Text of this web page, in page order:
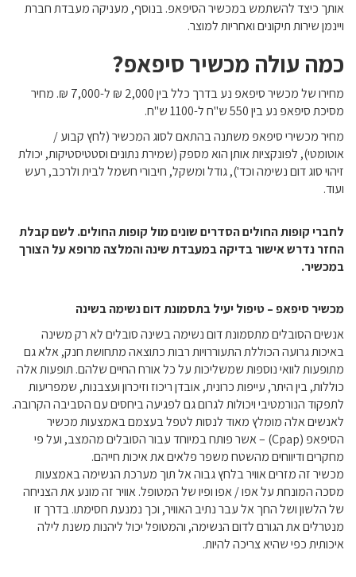
אותך כיצד להשתמש במכשיר הסיפאפ. בנוסף, מעניקה מעבדת חברת
ויינמן שירות תיקונים ואחריות למוצר.
כמה עולה מכשיר סיפאפ?
מחירו של מכשיר סיפאפ נע בדרך כלל בין 2,000 ₪ ל-7,000 ₪. מחיר
מסיכת סיפאפ נע בין 550 ש"ח ל-1100 ש"ח.
מחיר מכשירי סיפאפ משתנה בהתאם לסוג המכשיר (לחץ קבוע /
אוטומטי), לפונקציות אותן הוא מספק (שמירת נתונים וסטטיסטיקות, יכולת
זיהוי סוג דום נשימה וכד'), גודל ומשקל, חיבורי חשמל לבית ולרכב, רעש
ועוד.
לחברי קופות החולים הסדרים שונים מול קופות החולים. לשם קבלת
החזר נדרש אישור בדיקה במעבדת שינה והמלצה מרופא על הצורך
במכשיר.
מכשיר סיפאפ – טיפול יעיל בתסמונת דום נשימה בשינה
אנשים הסובלים מתסמונת דום נשימה בשינה סובלים לא רק משינה
באיכות גרועה הכוללת התעוררויות רבות כתוצאה מתחושת חנק, אלא גם
מתופעות לוואי נוספות שמשליכות על כל אורח החיים שלהם. תופעות אלה
כוללות, בין היתר, עייפות כרונית, אובדן ריכוז וזיכרון ועצבנות, שמפריעות
לתפקוד הנורמטיבי ויכולות לגרום גם לפגיעה ביחסים עם הסביבה הקרובה.
לאנשים אלה מומלץ מאוד לנסות לטפל בעצמם באמצעות מכשיר
הסיפאפ Cpap)) – אשר פותח במיוחד עבור הסובלים מהמצב, ועל פי
מחקרים ודיווחים מהשטח משפר פלאים את איכות חייהם.
מכשיר זה מזרים אוויר בלחץ גבוה אל תוך מערכת הנשימה באמצעות
מסכה המונחת על אפו / אפו ופיו של המטופל. אוויר זה מונע את הצניחה
של הלשון ושל החך אל עבר נתיב האוויר, וכך נמנעת חסימתו. בדרך זו
מנטרלים את הגורם לדום הנשימה, והמטופל יכול ליהנות משנת לילה
איכותית כפי שהיא צריכה להיות.